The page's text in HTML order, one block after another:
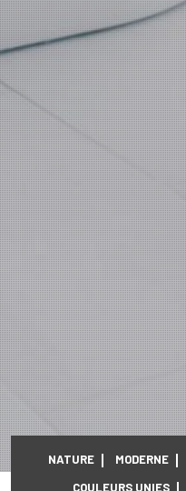
NATURE MODERNE
COULEURS UNIES